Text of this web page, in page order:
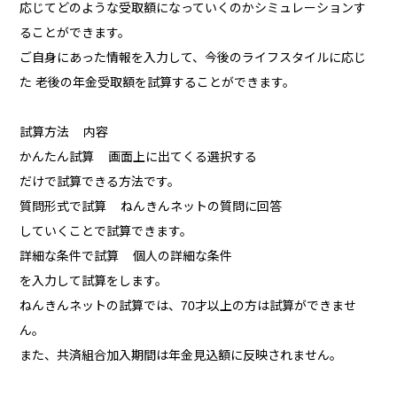
応じてどのような受取額になっていくのかシミュレーションす
ることができます。
ご自身にあった情報を入力して、今後のライフスタイルに応じ
た 老後の年金受取額を試算することができます。
試算方法 内容
かんたん試算 画面上に出てくる選択する
だけで試算できる方法です。
質問形式で試算 ねんきんネットの質問に回答
していくことで試算できます。
詳細な条件で試算 個人の詳細な条件
を入力して試算をします。
ねんきんネットの試算では、70才以上の方は試算ができませ
ん。
また、共済組合加入期間は年金見込額に反映されません。